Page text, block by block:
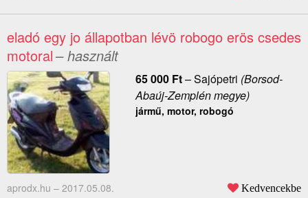
eladó egy jo állapotban lévö robogo erös csedes
motoral– használt
65 000 Ft–Sajópetri (Borsod-
Abaúj-Zemplén megye)
jármű, motor, robogó
aprodx.hu – 2017.05.08. Kedvencekbe